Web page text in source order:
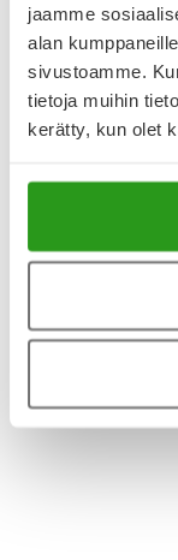
jaamme
alan
sivustoamme.
tietoja muihin
kerätty, kun olet
Kela-
Tämä tuote ei
toimitusmaksu
Laske korvauksen
23,19 €